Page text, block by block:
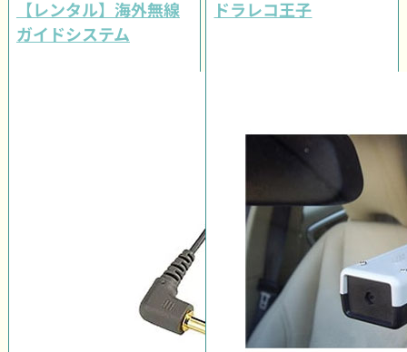
【レンタル】海外無線
ガイドシステム
ドラレコ王子